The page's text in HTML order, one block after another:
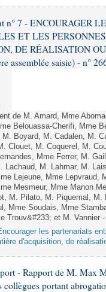
n° 7 - ENCOURAGER
ET LES
DE RÉALISATION
assemblée saisie) - n°
de M. Amard, Mme
Belouassa-Cherifi, Mme
M. Boyard, M. Cadalen, M.
Clouet, M. Coquerel, M.
Mme Ferrer, M.
Lachaud, M. Lahmar, M.
Lejeune, Mme
Mesmeur, Mme Manon
M. Pilato, M. Piquemal,
Mme Soudais, Mme
Trouv&#233; et M. Vannier
les partenariats
d'acquisition, de
- Rapport de M. Max
collègues portant